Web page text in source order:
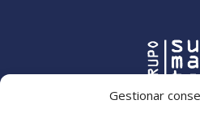
Gestionar